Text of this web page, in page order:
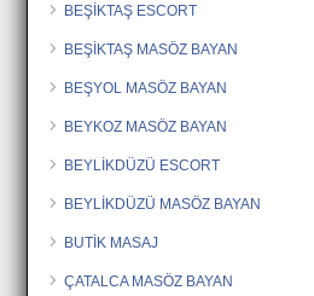
BEŞİKTAŞ ESCORT
BEŞİKTAŞ MASÖZ BAYAN
BEŞYOL MASÖZ BAYAN
BEYKOZ MASÖZ BAYAN
BEYLİKDÜZÜ ESCORT
BEYLİKDÜZÜ MASÖZ BAYAN
BUTİK MASAJ
ÇATALCA MASÖZ BAYAN